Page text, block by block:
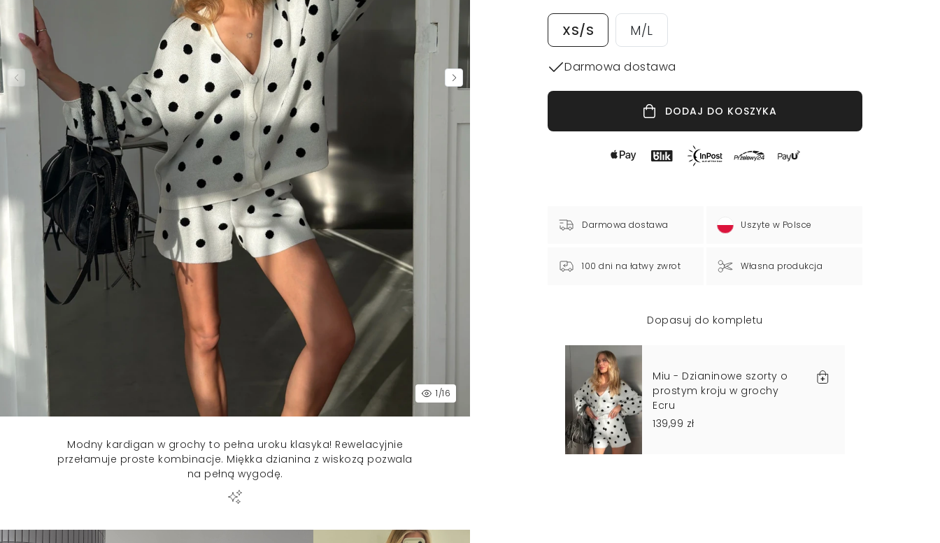
1/16
Modny kardigan w grochy to pełna uroku klasyka! Rewelacyjnie
przełamuje proste kombinacje. Miękka dzianina z wiskozą pozwala
na pełną wygodę.
XS/S M/L
Darmowa dostawa
DODAJ DO KOSZYKA
Darmowa dostawa Uszyte w Polsce
100 dni na łatwy zwrot Własna produkcja
Dopasuj do kompletu
Miu - Dzianinowe szorty o
prostym kroju w grochy
Ecru
139,99 zł